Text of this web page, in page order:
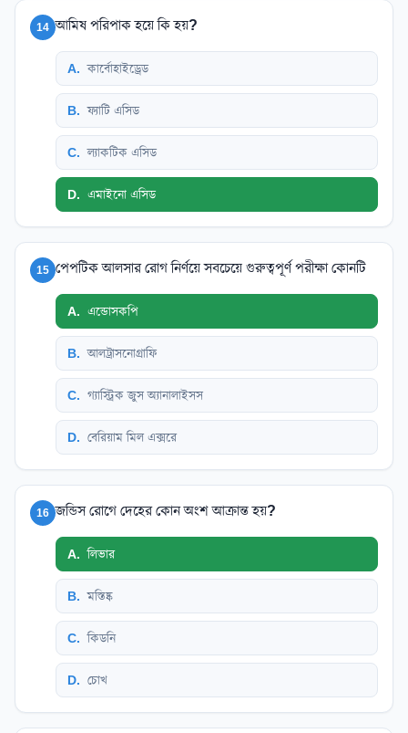
14 আমিষ পরিপাক হয়ে কি হয়?
A. কার্বোহাইড্রেড
B. ফ্যাটি এসিড
C. ল্যাকটিক এসিড
D. এমাইনো এসিড
15 পেপটিক আলসার রোগ নির্ণয়ে সবচেয়ে গুরুত্বপূর্ণ পরীক্ষা কোনটি
A. এন্ডোসকপি
B. আলট্রাসনোগ্রাফি
C. গ্যাস্ট্রিক জুস অ্যানালাইসস
D. বেরিয়াম মিল এক্সরে
16 জন্ডিস রোগে দেহের কোন অংশ আক্রান্ত হয়?
A. লিভার
B. মস্তিষ্ক
C. কিডনি
D. চোখ